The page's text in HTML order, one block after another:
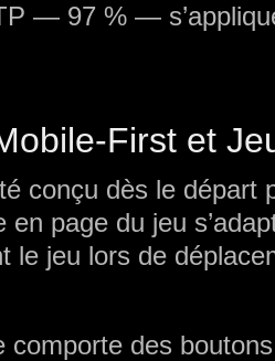
— 97 % —
First et
conçu dès le départ
en page du jeu
le jeu lors de
comporte des